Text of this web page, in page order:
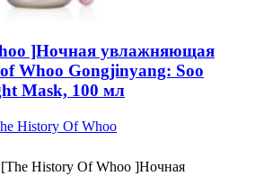
]Ночная увлажняющая
Whoo Gongjinyang: Soo
Mask, 100 мл
History Of Whoo
[The History Of Whoo ]Ночная